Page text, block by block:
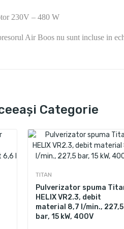
230V – 480 W
Air Boos nu sunt incluse in
Categorie
TITAN
Pulverizator spuma
HELIX VR2.3, debit
material 8,7 l/min., 227,5
bar, 15 kW, 400V